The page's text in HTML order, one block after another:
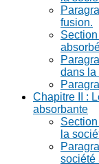
fusion.
dans la
Chapitre II :
absorbante
la
société